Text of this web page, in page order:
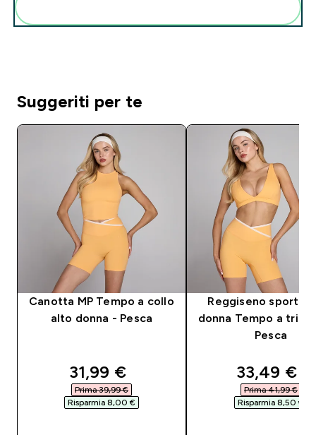
Suggeriti per te
Canotta MP Tempo a collo
alto donna - Pesca
discounted price
31,99 €‎
Prima 39,99 €‎
Risparmia 8,00 €‎
Reggiseno sportivo
donna Tempo a
Pesca
33,49 €‎
Prima 41,99 €‎
Risparmia 8,50 €‎